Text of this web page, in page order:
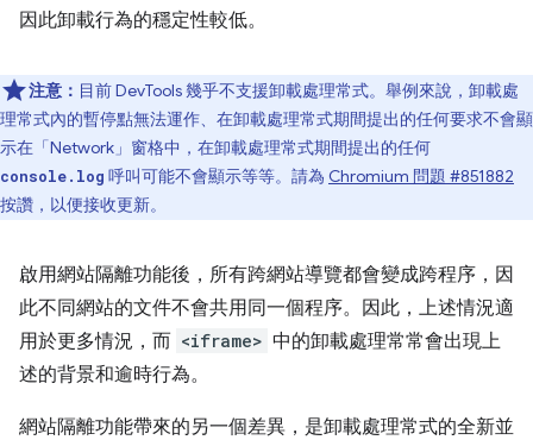
因此卸載行為的穩定性較低。
注意： 目前 DevTools 幾乎不支援卸載處理常式。舉例來說，卸載處
理常式內的暫停點無法運作、在卸載處理常式期間提出的任何要求不會顯
示在「Network」窗格中，在卸載處理常式期間提出的任何
console.log 呼叫可能不會顯示等等。請為 Chromium 問題 #851882
按讚，以便接收更新。
啟用網站隔離功能後，所有跨網站導覽都會變成跨程序，因
此不同網站的文件不會共用同一個程序。因此，上述情況適
用於更多情況，而 <iframe> 中的卸載處理常常會出現上
述的背景和逾時行為。
網站隔離功能帶來的另一個差異，是卸載處理常式的全新並